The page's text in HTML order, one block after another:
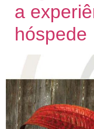
a
hóspede